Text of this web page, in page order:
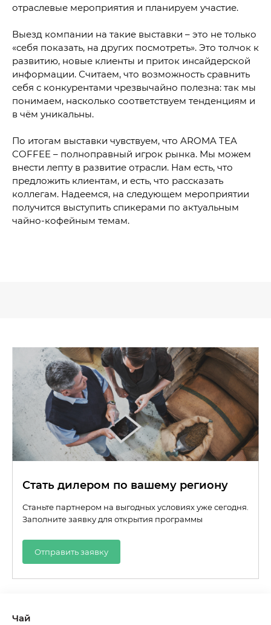
отраслевые мероприятия и планируем участие.
Выезд компании на такие выставки – это не только
«себя показать, на других посмотреть». Это толчок к
развитию, новые клиенты и приток инсайдерской
информации. Считаем, что возможность сравнить
себя с конкурентами чрезвычайно полезна: так мы
понимаем, насколько соответствуем тенденциям и
в чём уникальны.
По итогам выставки чувствуем, что AROMA TEA
COFFEE – полноправный игрок рынка. Мы можем
внести лепту в развитие отрасли. Нам есть, что
предложить клиентам, и есть, что рассказать
коллегам. Надеемся, на следующем мероприятии
получится выступить спикерами по актуальным
чайно-кофейным темам.
Стать дилером по вашему региону
Станьте партнером на выгодных условиях уже сегодня.
Заполните заявку для открытия программы
Отправить заявку
Чай